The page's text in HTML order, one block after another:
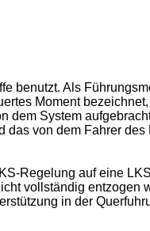
benutzt. Als
Moment
dem System
das von dem Fahrer des
Regelung auf eine
vollständig entzogen
in der